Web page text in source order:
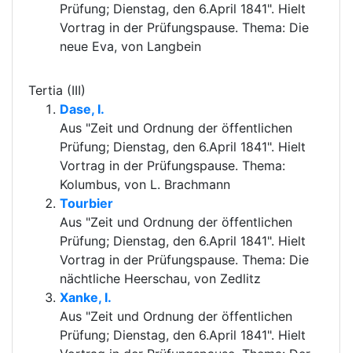
Prüfung; Dienstag, den 6.April 1841". Hielt
Vortrag in der Prüfungspause. Thema: Die
neue Eva, von Langbein
Tertia (III)
Dase, I.
Aus "Zeit und Ordnung der öffentlichen
Prüfung; Dienstag, den 6.April 1841". Hielt
Vortrag in der Prüfungspause. Thema:
Kolumbus, von L. Brachmann
Tourbier
Aus "Zeit und Ordnung der öffentlichen
Prüfung; Dienstag, den 6.April 1841". Hielt
Vortrag in der Prüfungspause. Thema: Die
nächtliche Heerschau, von Zedlitz
Xanke, I.
Aus "Zeit und Ordnung der öffentlichen
Prüfung; Dienstag, den 6.April 1841". Hielt